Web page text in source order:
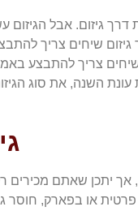
דרך גיזום. אבל
גיזום שיחים צריך
צריך להתבצע
עונת השנה, את סוג
אך יתכן שאתם מכירים
פרטית או בפארק,